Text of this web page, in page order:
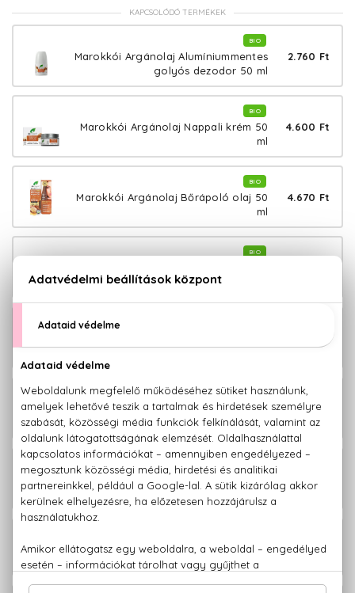
KAPCSOLÓDÓ TERMÉKEK
BIO
Marokkói Argánolaj Alumíniummentes
golyós dezodor 50 ml
2.760 Ft
BIO
Marokkói Argánolaj Nappali krém 50
ml
4.600 Ft
BIO
Marokkói Argánolaj Bőrápoló olaj 50
ml
4.670 Ft
BIO
BIO
Marokkói Argánolaj Hajkondicionáló
265 ml
3.210 Ft
Marokkói Argánolaj Regeneráló
hajpakolás 200 ml
4.050 Ft
Marokkói Argánolaj Sampon 265 ml
3.210 Ft